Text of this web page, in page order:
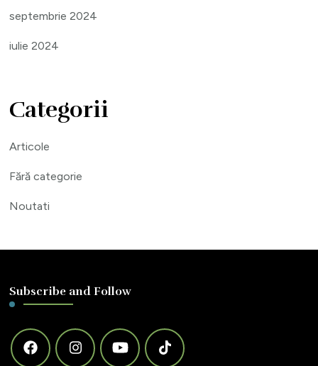
septembrie 2024
iulie 2024
Categorii
Articole
Fără categorie
Noutati
Subscribe and Follow